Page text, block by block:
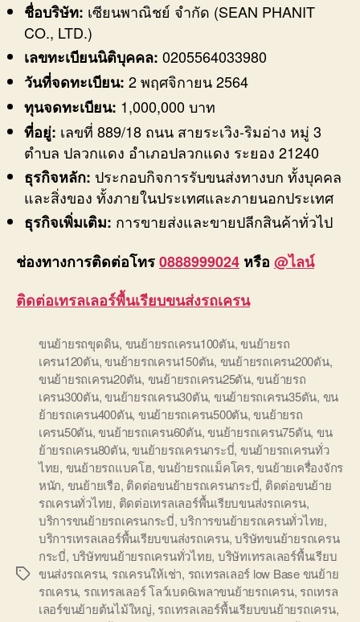
ชื่อบริษัท: เซียนพาณิชย์ จำกัด (SEAN PHANIT
CO., LTD.)
เลขทะเบียนนิติบุคคล: 0205564033980
วันที่จดทะเบียน: 2 พฤศจิกายน 2564
ทุนจดทะเบียน: 1,000,000 บาท
ที่อยู่: เลขที่ 889/18 ถนน สายระเวิง-ริมอ่าง หมู่ 3
ตำบล ปลวกแดง อำเภอปลวกแดง ระยอง 21240
ธุรกิจหลัก: ประกอบกิจการรับขนส่งทางบก ทั้งบุคคล
และสิ่งของ ทั้งภายในประเทศและภายนอกประเทศ
ธุรกิจเพิ่มเติม: การขายส่งและขายปลีกสินค้าทั่วไป
ช่องทางการติดต่อโทร0888999024 หรือ @ไลน์
ติดต่อเทรลเลอร์พื้นเรียบขนส่งรถเครน
Tags
ขนย้ายรถขุดดิน, ขนย้ายรถเครน100ตัน,ขนย้ายรถ
เครน120ตัน,ขนย้ายรถเครน150ตัน, ขนย้ายรถเครน200ตัน,
ขนย้ายรถเครน20ตัน, ขนย้ายรถเครน25ตัน,ขนย้ายรถ
เครน300ตัน,ขนย้ายรถเครน30ตัน, ขนย้ายรถเครน35ตัน, ขน
ย้ายรถเครน400ตัน, ขนย้ายรถเครน500ตัน,ขนย้ายรถ
เครน50ตัน,ขนย้ายรถเครน60ตัน,ขนย้ายรถเครน75ตัน, ขน
ย้ายรถเครน80ตัน,ขนย้ายรถเครนกระบี่, ขนย้ายรถเครนทั่ว
ไทย, ขนย้ายรถแบคโฮ,ขนย้ายรถแม็คโคร,ขนย้ายเครื่องจักร
หนัก, ขนย้ายเรือ, ติดต่อขนย้ายรถเครนกระบี่, ติดต่อขนย้าย
รถเครนทั่วไทย, ติดต่อเทรลเลอร์พื้นเรียบขนส่งรถเครน,
บริการขนย้ายรถเครนกระบี่,บริการขนย้ายรถเครนทั่วไทย,
บริการเทรลเลอร์พื้นเรียบขนส่งรถเครน,บริษัทขนย้ายรถเครน
กระบี่, บริษัทขนย้ายรถเครนทั่วไทย, บริษัทเทรลเลอร์พื้นเรียบ
ขนส่งรถเครน, รถเครนให้เช่า, รถเทรลเลอร์ low Base ขนย้าย
รถเครน, รถเทรลเลอร์ โลว์เบด6เพลาขนย้ายรถเครน, รถเทรล
เลอร์ขนย้ายต้นไม้ใหญ่, รถเทรลเลอร์พื้นเรียบขนย้ายรถเครน,